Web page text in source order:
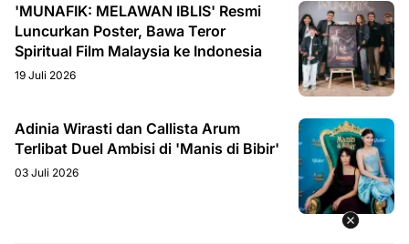
'MUNAFIK: MELAWAN IBLIS' Resmi
Luncurkan Poster, Bawa Teror
Spiritual Film Malaysia ke Indonesia
19 Juli 2026
Adinia Wirasti dan Callista Arum
Terlibat Duel Ambisi di 'Manis di Bibir'
03 Juli 2026